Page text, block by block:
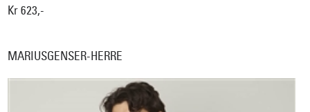
Kr 623,-
MARIUSGENSER-HERRE